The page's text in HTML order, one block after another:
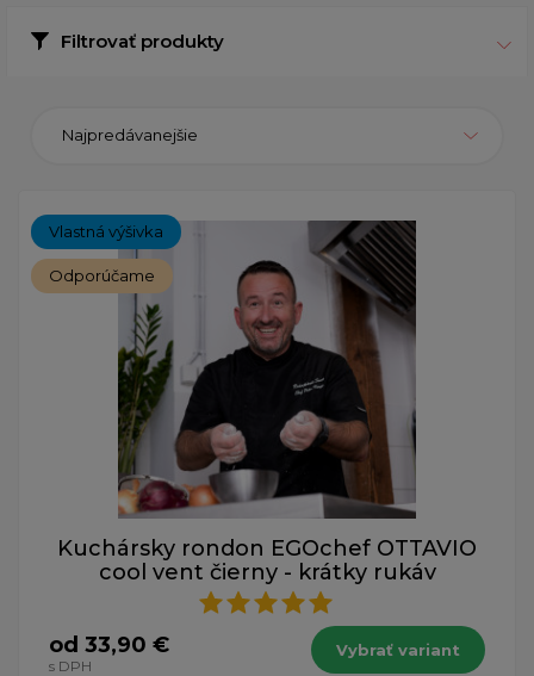
Filtrovať produkty
Najpredávanejšie
Vlastná výšivka
Odporúčame
Kuchársky rondon EGOchef OTTAVIO
cool vent čierny - krátky rukáv
od 33,90 €
s DPH
Vybrať variant